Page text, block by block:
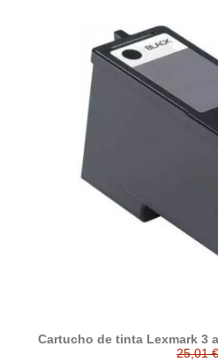
Cartucho de tinta Lexmark 3
25,01 €